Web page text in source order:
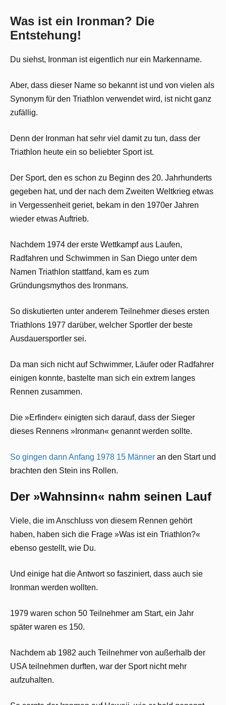
Was ist ein Ironman? Die
Entstehung!
Du siehst, Ironman ist eigentlich nur ein Markenname.
Aber, dass dieser Name so bekannt ist und von vielen als
Synonym für den Triathlon verwendet wird, ist nicht ganz
zufällig.
Denn der Ironman hat sehr viel damit zu tun, dass der
Triathlon heute ein so beliebter Sport ist.
Der Sport, den es schon zu Beginn des 20. Jahrhunderts
gegeben hat, und der nach dem Zweiten Weltkrieg etwas
in Vergessenheit geriet, bekam in den 1970er Jahren
wieder etwas Auftrieb.
Nachdem 1974 der erste Wettkampf aus Laufen,
Radfahren und Schwimmen in San Diego unter dem
Namen Triathlon stattfand, kam es zum
Gründungsmythos des Ironmans.
So diskutierten unter anderem Teilnehmer dieses ersten
Triathlons 1977 darüber, welcher Sportler der beste
Ausdauersportler sei.
Da man sich nicht auf Schwimmer, Läufer oder Radfahrer
einigen konnte, bastelte man sich ein extrem langes
Rennen zusammen.
Die »Erfinder« einigten sich darauf, dass der Sieger
dieses Rennens »Ironman« genannt werden sollte.
So gingen dann Anfang 1978 15 Männer an den Start und
brachten den Stein ins Rollen.
Der »Wahnsinn« nahm seinen Lauf
Viele, die im Anschluss von diesem Rennen gehört
haben, haben sich die Frage »Was ist ein Triathlon?«
ebenso gestellt, wie Du.
Und einige hat die Antwort so fasziniert, dass auch sie
Ironman werden wollten.
1979 waren schon 50 Teilnehmer am Start, ein Jahr
später waren es 150.
Nachdem ab 1982 auch Teilnehmer von außerhalb der
USA teilnehmen durften, war der Sport nicht mehr
aufzuhalten.